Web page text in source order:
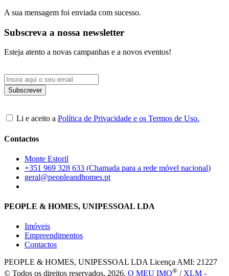
A sua mensagem foi enviada com sucesso.
Subscreva a nossa newsletter
Esteja atento a novas campanhas e a novos eventos!
Li e aceito a Política de Privacidade e os Termos de Uso.
Contactos
Monte Estoril
+351 969 328 633 (Chamada para a rede móvel nacional)
geral@peopleandhomes.pt
PEOPLE & HOMES, UNIPESSOAL LDA
Imóveis
Empreendimentos
Contactos
PEOPLE & HOMES, UNIPESSOAL LDA Licença AMI: 21227
© Todos os direitos reservados, 2026. O MEU IMO® /XLM -